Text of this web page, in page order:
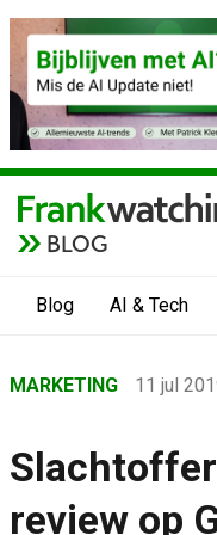
BLOG
Blog AI & Tech
›
›
Marketing
MARKETING 11 jul
review op